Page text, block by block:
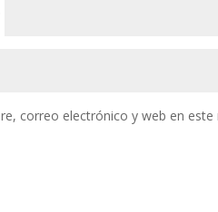
correo electrónico y web en